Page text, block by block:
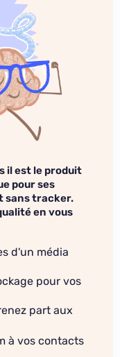
il est le produit
pour ses
sans tracker.
en vous
d'un média
pour vos
part aux
à vos contacts